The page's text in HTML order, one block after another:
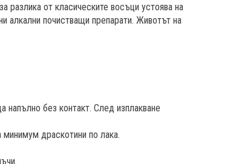
разлика от класическите восъци устоява на
алкални почистващи препарати. Животът на
напълно без контакт. След изплакване
драскотини по лака.